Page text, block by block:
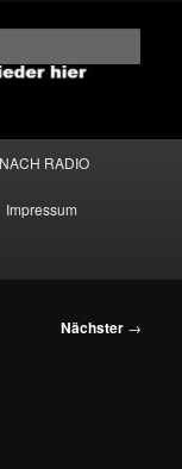
RADIO
Impressum
Nächster →